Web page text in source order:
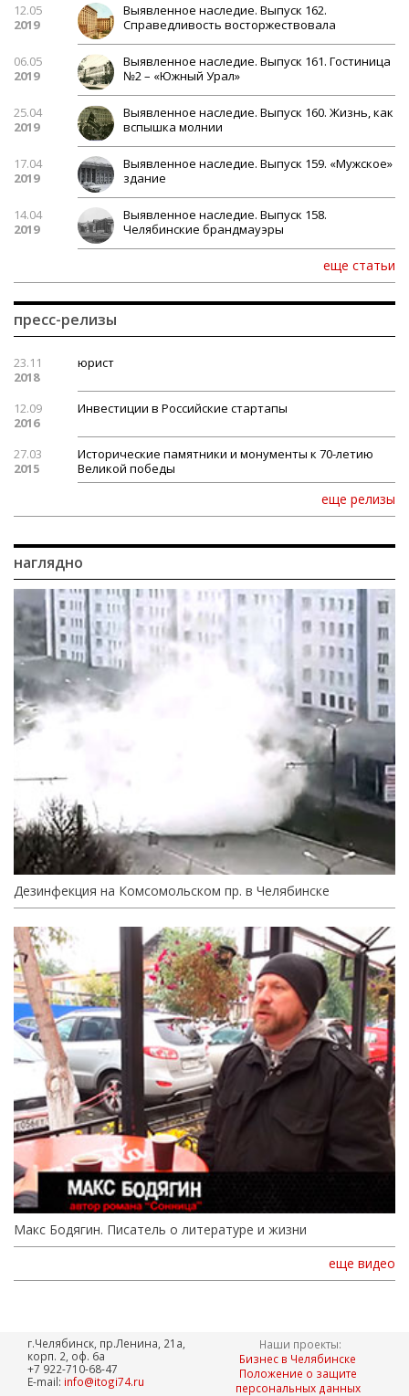
12.05
2019
Выявленное наследие. Выпуск 162.
Справедливость восторжествовала
06.05
2019
Выявленное наследие. Выпуск 161. Гостиница
№2 – «Южный Урал»
25.04
2019
Выявленное наследие. Выпуск 160. Жизнь, как
вспышка молнии
17.04
2019
Выявленное наследие. Выпуск 159. «Мужское»
здание
14.04
2019
Выявленное наследие. Выпуск 158.
Челябинские брандмауэры
еще статьи
пресс-релизы
23.11
2018
юрист
12.09
2016
Инвестиции в Российские стартапы
27.03
2015
Исторические памятники и монументы к 70-летию
Великой победы
еще релизы
наглядно
Дезинфекция на Комсомольском пр. в Челябинске
Макс Бодягин. Писатель о литературе и жизни
еще видео
г.Челябинск, пр.Ленина, 21а,
корп. 2, оф. 6а
+7 922-710-68-47
E-mail: info@itogi74.ru
Наши проекты:
Бизнес в Челябинске
Положение о защите
персональных данных